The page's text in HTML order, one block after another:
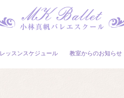
レッスンスケジュール 教室からのお知らせ